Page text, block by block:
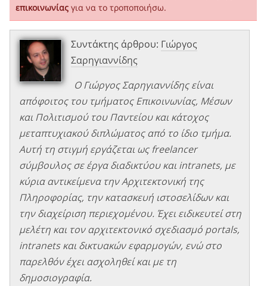
επικοινωνίας για να το τροποποιήσω.
Συντάκτης άρθρου: Γιώργος
Σαρηγιαννίδης
Ο Γιώργος Σαρηγιαννίδης είναι
απόφοιτος του τμήματος Επικοινωνίας, Μέσων
και Πολιτισμού του Παντείου και κάτοχος
μεταπτυχιακού διπλώματος από το ίδιο τμήμα.
Αυτή τη στιγμή εργάζεται ως freelancer
σύμβουλος σε έργα διαδικτύου και intranets, με
κύρια αντικείμενα την Αρχιτεκτονική της
Πληροφορίας, την κατασκευή ιστοσελίδων και
την διαχείριση περιεχομένου. Έχει ειδικευτεί στη
μελέτη και τον αρχιτεκτονικό σχεδιασμό portals,
intranets και δικτυακών εφαρμογών, ενώ στο
παρελθόν έχει ασχοληθεί και με τη
δημοσιογραφία.